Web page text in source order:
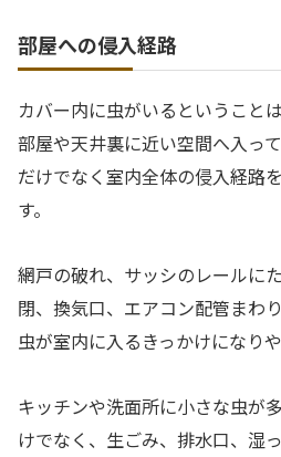
部屋への侵入経路
カバー内に虫がいるということ
部屋や天井裏に近い空間へ入っ
だけでなく室内全体の侵入経路
す。
網戸の破れ、サッシのレールに
閉、換気口、エアコン配管まわ
虫が室内に入るきっかけになりや
キッチンや洗面所に小さな虫が
けでなく、生ごみ、排水口、湿